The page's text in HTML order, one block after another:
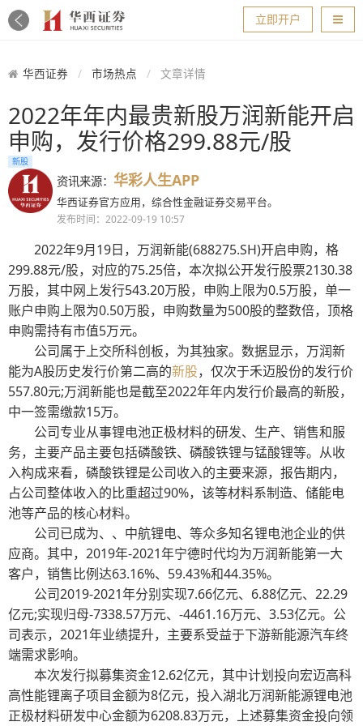
导航
立即开户
华西证券 市场热点 文章详情
2022年年内最贵新股万润新能开启
申购，发行价格299.88元/股
新股
资讯来源： 华彩人生APP
华西证券官方应用，综合性金融证券交易平台。
发布时间：2022-09-19 10:57
2022年9月19日，万润新能(688275.SH)开启申购，格
299.88元/股，对应的75.25倍，本次拟公开发行股票2130.38
万股，其中网上发行543.20万股，申购上限为0.5万股，单一
账户申购上限为0.50万股，申购数量为500股的整数倍，顶格
申购需持有市值5万元。
公司属于上交所科创板，为其独家。数据显示，万润新
能为A股历史发行价第二高的新股，仅次于禾迈股份的发行价
557.80元;万润新能也是截至2022年年内发行价最高的新股，
中一签需缴款15万。
公司专业从事锂电池正极材料的研发、生产、销售和服
务，主要产品主要包括磷酸铁、磷酸铁锂与锰酸锂等。从收
入构成来看，磷酸铁锂是公司收入的主要来源，报告期内，
占公司整体收入的比重超过90%，该等材料系制造、储能电
池等产品的核心材料。
公司已成为、、中航锂电、等众多知名锂电池企业的供
应商。其中，2019年-2021年宁德时代均为万润新能第一大
客户，销售比例达63.16%、59.43%和44.35%。
公司2019-2021年分别实现7.66亿元、6.88亿元、22.29
亿元;实现归母-7338.57万元、-4461.16万元、3.53亿元。公
司表示，2021年业绩提升，主要系受益于下游新能源汽车终
端需求影响。
本次发行拟募集资金12.62亿元，其中计划投向宏迈高科
高性能锂离子项目金额为8亿元，投入湖北万润新能源锂电池
正极材料研发中心金额为6208.83万元，上述募集资金投向领